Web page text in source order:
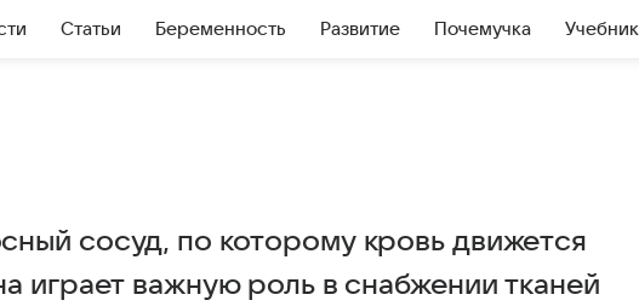
Статьи Беременность Развитие Почемучка Учебник
сосуд, по которому кровь движется
играет важную роль в снабжении тканей